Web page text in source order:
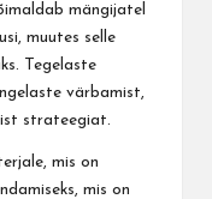
mängijatel
muutes selle
Tegelaste
värbamist,
strateegiat.
mis on
mis on